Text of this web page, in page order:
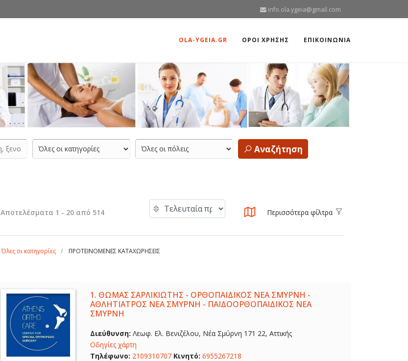
info.ola.ygeia@gmail.com
OLA-YGEIA.GR ΟΡΟΙ ΧΡΗΣΗΣ ΕΠΙΚΟΙΝΩΝΙΑ
Αναζήτηση
Αποτελέσματα 1 - 20 από 514 Περισσότερα φίλτρα
Όλες οι κατηγορίες ΠΡΟΤΕΙΝΟΜΕΝΕΣ ΚΑΤΑΧΩΡΗΣΕΙΣ
1. ΘΩΜΑΣ ΣΑΡΛΙΚΙΩΤΗΣ - ΟΡΘΟΠΑΙΔΙΚΟΣ ΝΕΑ ΣΜΥΡΝΗ -
ΑΘΛΗΤΙΑΤΡΟΣ ΝΕΑ ΣΜΥΡΝΗ - ΠΑΙΔΟΟΡΘΟΠΑΙΔΙΚΟΣ ΝΕΑ
ΣΜΥΡΝΗ
Διεύθυνση: Λεωφ. Ελ. Βενιζέλου, Νέα Σμύρνη 171 22, Αττικής
Οδηγίες χάρτη
Τηλέφωνο: 2109310707 Κινητό: 6955267218